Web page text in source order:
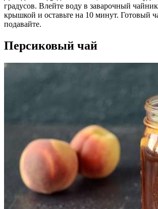
градусов. Влейте воду в заварочный
крышкой и оставьте на 10 минут. Готовый
подавайте.
Персиковый чай